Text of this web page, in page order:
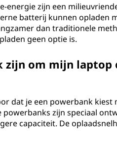
energie zijn een
batterij kunnen opladen
dan traditionele
geen optie is.
zijn om mijn laptop
dat je een powerbank
powerbanks zijn speciaal
capaciteit. De